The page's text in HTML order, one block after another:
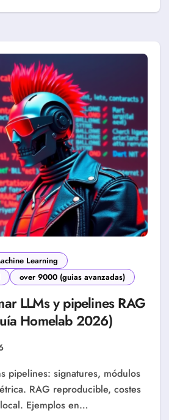
Learning
over 9000 (guias avanzadas)
LLMs y pipelines RAG
Homelab 2026)
RAG reproducible, costes
Ejemplos en…